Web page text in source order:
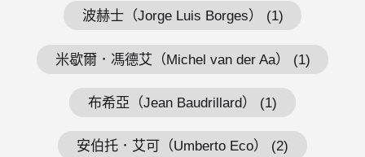
波赫士（Jorge Luis Borges） (1)
米歇爾．馮德艾（Michel van der Aa） (1)
布希亞（Jean Baudrillard） (1)
安伯托．艾可（Umberto Eco） (2)